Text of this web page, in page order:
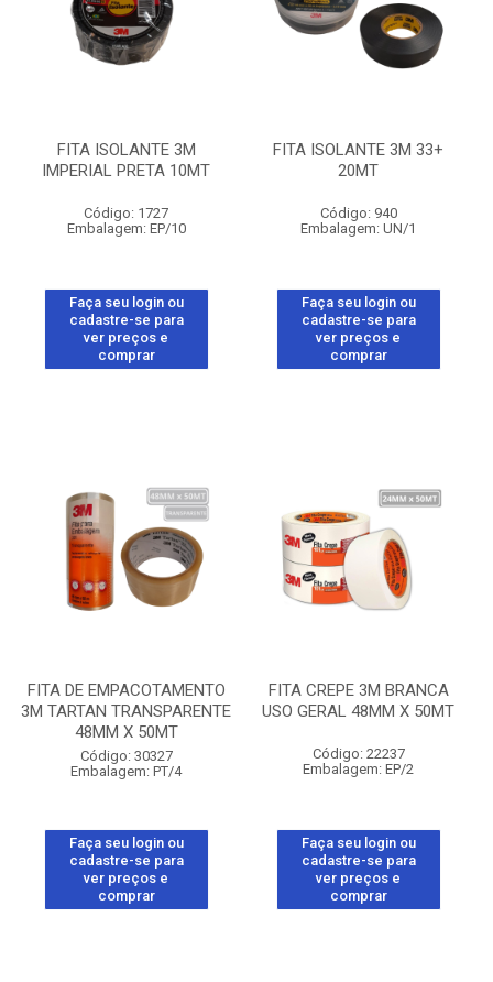
FITA ISOLANTE 3M
IMPERIAL PRETA 10MT
Código: 1727
Embalagem: EP/10
Faça seu login ou
cadastre-se para
ver preços e
comprar
FITA ISOLANTE 3M 33+
20MT
Código: 940
Embalagem: UN/1
Faça seu login ou
cadastre-se para
ver preços e
comprar
FITA DE EMPACOTAMENTO
3M TARTAN TRANSPARENTE
48MM X 50MT
Código: 30327
Embalagem: PT/4
Faça seu login ou
cadastre-se para
ver preços e
comprar
FITA CREPE 3M BRANCA
USO GERAL 48MM X 50MT
Código: 22237
Embalagem: EP/2
Faça seu login ou
cadastre-se para
ver preços e
comprar